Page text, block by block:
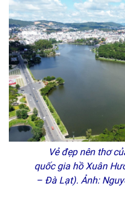
Vẻ đẹp nên thơ
quốc gia hồ Xuân
– Đà Lạt). Ảnh: